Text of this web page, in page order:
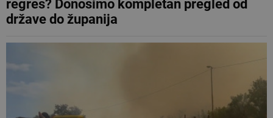
regres? Donosimo kompletan pregled od
države do županija